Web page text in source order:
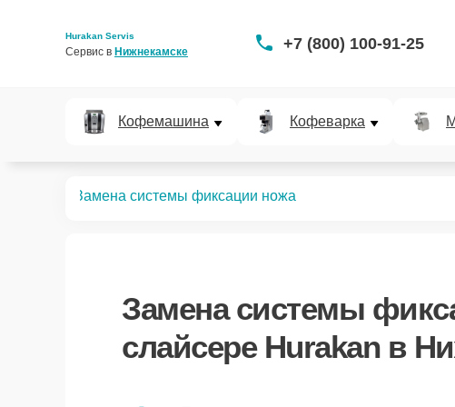
Hurakan Servis
Сервис в Нижнекамске +7 (800) 100-91-25
Кофемашина Кофеварка
Замена системы фиксации ножа
Замена системы
слайсере Hurakan в